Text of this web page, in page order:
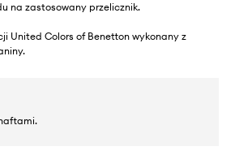
na zastosowany przelicznik.
United Colors of Benetton wykonany z